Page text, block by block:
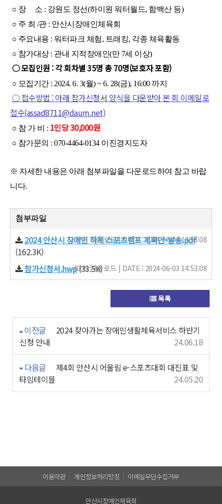
○ 장 소 : 강원도 정선(하이원 워터월드, 함백산 등)
○ 주 최 /관 : 안산시장애인체육회
○ 주요내용 : 워터파크 체험, 트래킹, 각종 체육활동
○ 참가대상 : 관내 지적장애인(만 7세 이상)
○ 모집인원 : 각 회차별 35명 총 70명(보호자 포함)
○ 모집기간 : 2024. 6. 3(월) ~ 6. 28(금), 16:00 까지
○ 접수방법 : 아래 참가신청서 양식을 다운받아 본 회 이메일로
접수(assad8711@daum.net)
○ 참 가 비 : 1인당 30,000원
○ 참가문의 : 070-4464-0134 이진경지도자
※ 자세한 내용은 아래 첨부파일을 다운로드하여 참고 바랍
니다.
첨부파일
2024 안산시 장애인 하계 스포츠캠프 계획안-발송.pdf
(162.3K)
127회 다운로드 | DATE : 2024-06-03 14:53:08
참가신청서.hwp(33.5K)
83회 다운로드 | DATE : 2024-06-03 14:53:08
목록
이전글
2024 찾아가는 장애인생활체육서비스 하반기
신청 안내
24.06.18
다음글
제4회 안산시 어울림 e-스포츠대회 대진표 및
타임테이블
24.05.20
이용약관 개인정보처리방침 이메일무단수집거부
안산시장애인체육회